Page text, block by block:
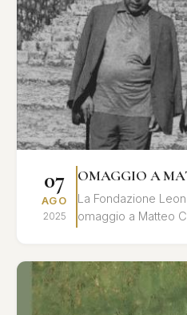
07
AGO
2025
OMAGGIO A
La Fondazione
omaggio a Matteo